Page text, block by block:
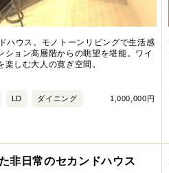
ハウス。モノトーンリビングで生活感
ション高層階からの眺望を堪能。ワイ
しむ大人の寛ぎ空間。
1,000,000円
LD ダイニング
非日常のセカンドハウス